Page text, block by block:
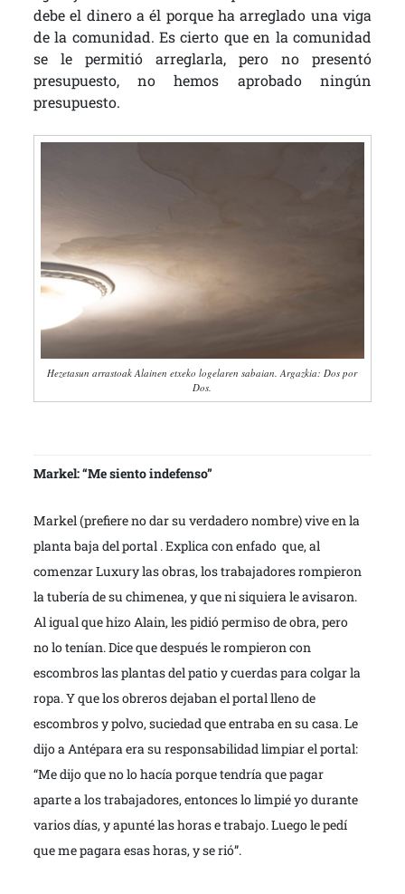
debe el dinero a él porque ha arreglado una viga
de la comunidad. Es cierto que en la comunidad
se le permitió arreglarla, pero no presentó
presupuesto, no hemos aprobado ningún
presupuesto.
Hezetasun arrastoak Alainen etxeko logelaren sabaian. Argazkia: Dos por
Dos.
Markel: “Me siento indefenso”
Markel (prefiere no dar su verdadero nombre) vive en la
planta baja del portal . Explica con enfado que, al
comenzar Luxury las obras, los trabajadores rompieron
la tubería de su chimenea, y que ni siquiera le avisaron.
Al igual que hizo Alain, les pidió permiso de obra, pero
no lo tenían. Dice que después le rompieron con
escombros las plantas del patio y cuerdas para colgar la
ropa. Y que los obreros dejaban el portal lleno de
escombros y polvo, suciedad que entraba en su casa. Le
dijo a Antépara era su responsabilidad limpiar el portal:
“Me dijo que no lo hacía porque tendría que pagar
aparte a los trabajadores, entonces lo limpié yo durante
varios días, y apunté las horas e trabajo. Luego le pedí
que me pagara esas horas, y se rió”.